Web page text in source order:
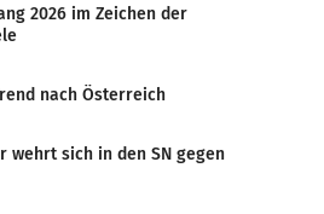
2026 im Zeichen der
nach Österreich
wehrt sich in den SN gegen